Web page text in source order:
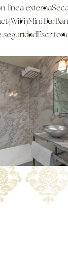
línea externa
Mini Bar
seguridad